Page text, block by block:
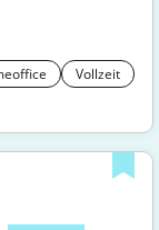
Vollzeit